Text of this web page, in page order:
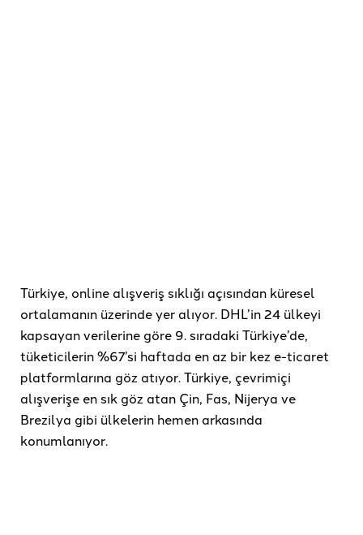
Türkiye, online alışveriş sıklığı açısından küresel
ortalamanın üzerinde yer alıyor. DHL’in 24 ülkeyi
kapsayan verilerine göre 9. sıradaki Türkiye’de,
tüketicilerin %67’si haftada en az bir kez e-ticaret
platformlarına göz atıyor. Türkiye, çevrimiçi
alışverişe en sık göz atan Çin, Fas, Nijerya ve
Brezilya gibi ülkelerin hemen arkasında
konumlanıyor.